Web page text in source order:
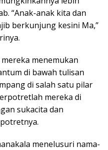
“Anak-anak kita dan
berkunjung kesini Ma,”
menemukan
di bawah tulisan
di salah satu pilar
mereka di
sukacita dan
menelusuri nama-